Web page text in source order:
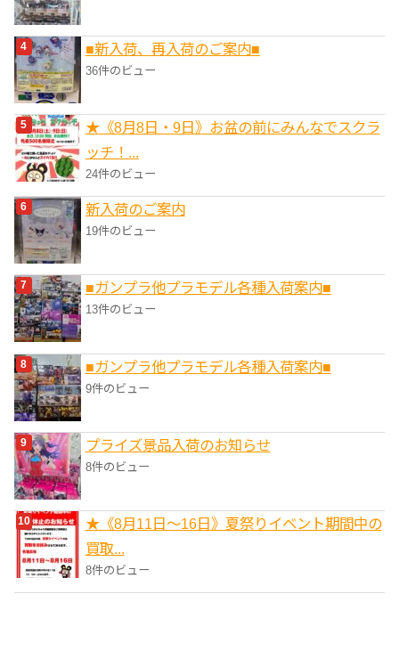
■新入荷、再入荷のご案内■
36件のビュー
★《8月8日・9日》お盆の前にみんなでスクラ
ッチ！...
24件のビュー
新入荷のご案内
19件のビュー
■ガンプラ他プラモデル各種入荷案内■
13件のビュー
■ガンプラ他プラモデル各種入荷案内■
9件のビュー
プライズ景品入荷のお知らせ
8件のビュー
★《8月11日～16日》夏祭りイベント期間中の
買取...
8件のビュー